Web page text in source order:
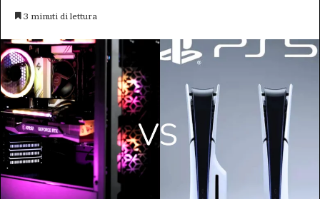
3 minuti di lettura